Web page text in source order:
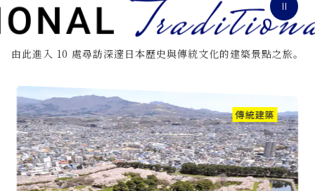
由此進入 10 處尋訪深邃日本歷史與傳統文化的建築景點之旅。
傳統建築